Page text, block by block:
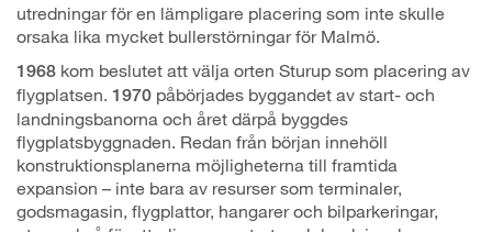
utredningar för en lämpligare placering som inte skulle
orsaka lika mycket bullerstörningar för Malmö.
1968 kom beslutet att välja orten Sturup som placering av
flygplatsen. 1970 påbörjades byggandet av start- och
landningsbanorna och året därpå byggdes
flygplatsbyggnaden. Redan från början innehöll
konstruktionsplanerna möjligheterna till framtida
expansion – inte bara av resurser som terminaler,
godsmagasin, flygplattor, hangarer och bilparkeringar,